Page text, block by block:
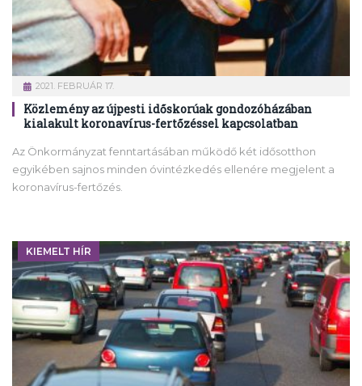
2021. FEBRUÁR 17.
Közlemény az újpesti időskorúak gondozóházában
kialakult koronavírus-fertőzéssel kapcsolatban
Az Önkormányzat fenntartásában működő két idősotthon
egyikében sajnos minden óvintézkedés ellenére megjelent a
koronavírus-fertőzés.
KIEMELT HÍR